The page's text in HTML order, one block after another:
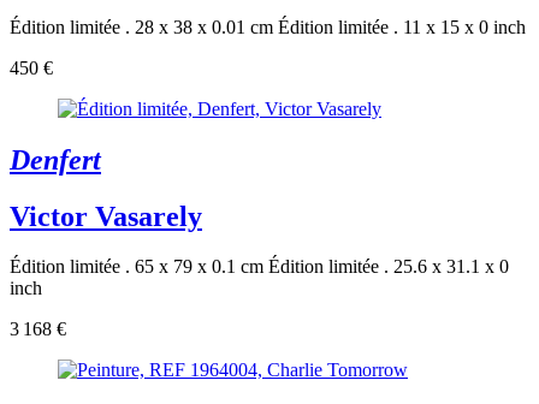
Édition limitée . 28 x 38 x 0.01 cm Édition limitée . 11 x 15 x 0 inch
450 €
Denfert
Victor Vasarely
Édition limitée . 65 x 79 x 0.1 cm Édition limitée . 25.6 x 31.1 x 0
inch
3 168 €